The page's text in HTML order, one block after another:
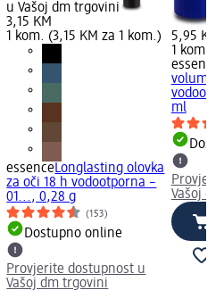
u Vašoj dm trgovini
3,15 KM
1 kom. (3,15 KM za 1 kom.)
essenceLonglasting olovka
za oči 18 h vodootporna –
01..., 0,28 g
(153)
Dostupno online
Provjerite dostupnost u
Vašoj dm trgovini
5,95 KM
1 kom.
essence
volume
ml
Vašoj